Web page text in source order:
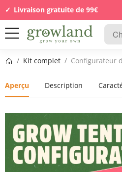
Livraison gratuite de 99€
Page d’accueil
/ Kit complet / Configurateur
Aperçu Description